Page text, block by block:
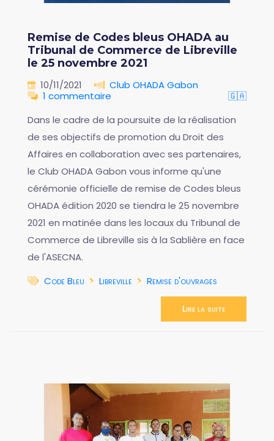
Remise de Codes bleus OHADA au
Tribunal de Commerce de Libreville
le 25 novembre 2021
10/11/2021
Club OHADA Gabon
1 commentaire
🇬🇦
Dans le cadre de la poursuite de la réalisation
de ses objectifs de promotion du Droit des
Affaires en collaboration avec ses partenaires,
le Club OHADA Gabon vous informe qu'une
cérémonie officielle de remise de Codes bleus
OHADA édition 2020 se tiendra le 25 novembre
2021 en matinée dans les locaux du Tribunal de
Commerce de Libreville sis à la Sablière en face
de l'ASECNA.
Code Bleu
Libreville Remise d'ouvrages
Lire la suite